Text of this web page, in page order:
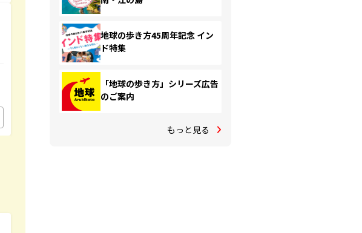
地球の歩き方45周年記念 イン
ド特集
「地球の歩き方」シリーズ広告
のご案内
もっと見る